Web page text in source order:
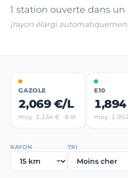
1 station ouverte dans un
(rayon élargi
GAZOLE
2,069 €/L
moy. 2,134 € · 8 st.
E10
moy. 1,952
RAYON TRI